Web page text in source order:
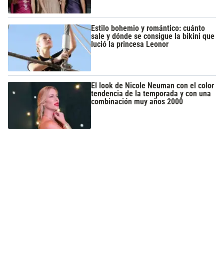
Estilo bohemio y romántico: cuánto
sale y dónde se consigue la bikini que
lució la princesa Leonor
El look de Nicole Neuman con el color
tendencia de la temporada y con una
combinación muy años 2000